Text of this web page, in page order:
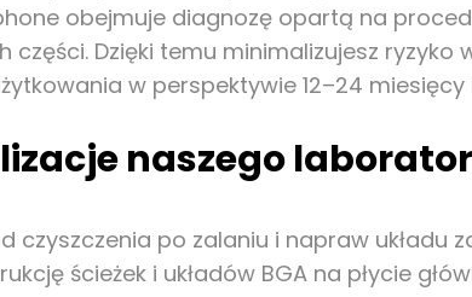
obejmuje diagnozę opartą na
Dzięki temu minimalizujesz
w perspektywie 12–24
naszego
czyszczenia po zalaniu i napraw układu
ścieżek i układów BGA na płycie